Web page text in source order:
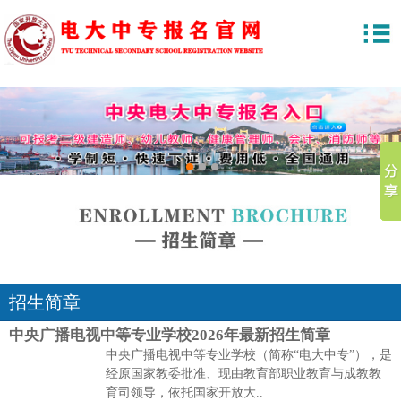
1 2 3
招生简章
中央广播电视中等专业学校2026年最新招生简章
中央广播电视中等专业学校（简称“电大中专”），是
经原国家教委批准、现由教育部职业教育与成教教
育司领导，依托国家开放大..